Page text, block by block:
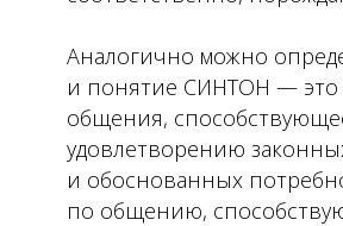
Аналогично можно
и понятие СИНТОН — это
общения,
удовлетворению
и обоснованных
по общению,